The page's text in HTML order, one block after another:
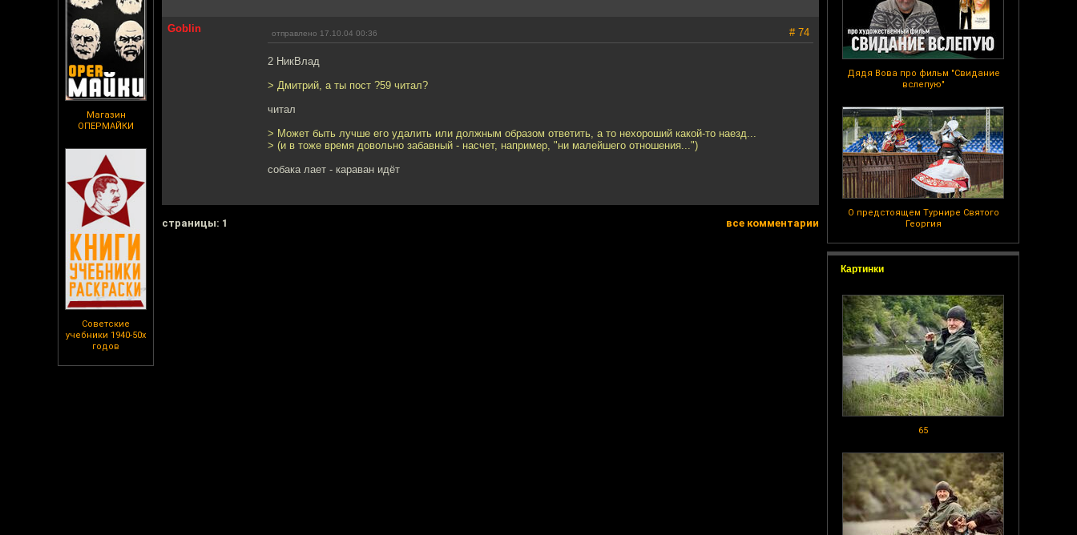
Магазин
ОПЕРМАЙКИ
Советские
учебники 1940-50х
годов
Дядя Вова про фильм "Свидание
вслепую"
О предстоящем Турнире Святого
Георгия
Картинки
65
Goblin отправлено 17.10.04 00:36 # 74
2 НикВлад
> Дмитрий, а ты пост ?59 читал?
читал
> Может быть лучше его удалить или должным образом ответить, а то нехороший какой-то наезд...
> (и в тоже время довольно забавный - насчет, например, "ни малейшего отношения...")
собака лает - караван идёт
cтраницы: 1 все комментарии